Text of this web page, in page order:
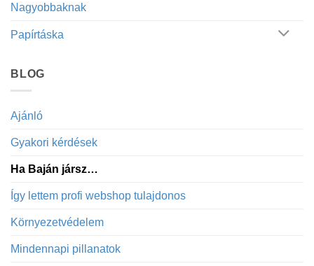
Nagyobbaknak
Papírtáska
BLOG
Ajánló
Gyakori kérdések
Ha Baján jársz…
Így lettem profi webshop tulajdonos
Környezetvédelem
Mindennapi pillanatok